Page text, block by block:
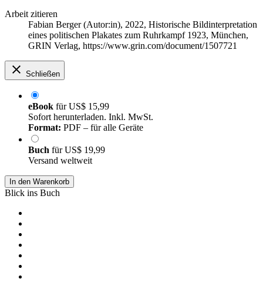
Arbeit zitieren
Fabian Berger (Autor:in), 2022, Historische Bildinterpretation
eines politischen Plakates zum Ruhrkampf 1923, München,
GRIN Verlag, https://www.grin.com/document/1507721
Schließen
eBook fürUS$ 15,99
Sofort herunterladen. Inkl. MwSt.
Format: PDF – für alle Geräte
Buch fürUS$ 19,99
Versand weltweit
In den Warenkorb
Blick ins Buch